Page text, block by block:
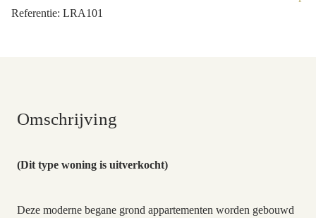
Referentie: LRA101
Omschrijving
(Dit type woning is uitverkocht)
Deze moderne begane grond appartementen worden gebouwd